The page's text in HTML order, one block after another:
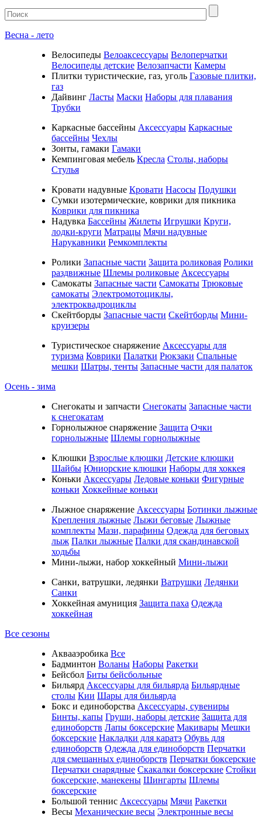
Весна - лето
Велосипеды Велоаксессуары Велоперчатки
Велосипеды детские Велозапчасти Камеры
Плитки туристические, газ, уголь Газовые плитки,
газ
Дайвинг Ласты Маски Наборы для плавания
Трубки
Каркасные бассейны Аксессуары Каркасные
бассейны Чехлы
Зонты, гамаки Гамаки
Кемпинговая мебель Кресла Столы, наборы
Стулья
Кровати надувные Кровати Насосы Подушки
Cумки изотермические, коврики для пикника
Коврики для пикника
Надувка Бассейны Жилеты Игрушки Круги,
лодки-круги Матрацы Мячи надувные
Нарукавники Ремкомплекты
Ролики Запасные части Защита роликовая Ролики
раздвижные Шлемы роликовые Аксессуары
Самокаты Запасные части Самокаты Трюковые
самокаты Электромотоциклы,
электроквадроциклы
Скейтборды Запасные части Скейтборды Мини-
круизеры
Туристическое снаряжение Аксессуары для
туризма Коврики Палатки Рюкзаки Спальные
мешки Шатры, тенты Запасные части для палаток
Осень - зима
Cнегокаты и запчасти Снегокаты Запасные части
к снегокатам
Горнолыжное снаряжение Защита Очки
горнолыжные Шлемы горнолыжные
Клюшки Взрослые клюшки Детские клюшки
Шайбы Юниорские клюшки Наборы для хоккея
Коньки Аксессуары Ледовые коньки Фигурные
коньки Хоккейные коньки
Лыжное снаряжение Аксессуары Ботинки лыжные
Крепления лыжные Лыжи беговые Лыжные
комплекты Мази, парафины Одежда для беговых
лыж Палки лыжные Палки для скандинавской
ходьбы
Мини-лыжи, набор хоккейный Мини-лыжи
Санки, ватрушки, ледянки Ватрушки Ледянки
Санки
Хоккейная амуниция Защита паха Одежда
хоккейная
Все сезоны
Аквааэробика Все
Бадминтон Воланы Наборы Ракетки
Бейсбол Биты бейсбольные
Бильярд Аксессуары для бильярда Бильярдные
столы Кии Шары для бильярда
Бокс и единоборства Аксессуары, сувениры
Бинты, капы Груши, наборы детские Защита для
единоборств Лапы боксерские Макивары Мешки
боксерские Накладки для каратэ Обувь для
единоборств Одежда для единоборств Перчатки
для смешанных единоборств Перчатки боксерские
Перчатки снарядные Скакалки боксерские Стойки
боксерские, манекены Шингарты Шлемы
боксерские
Большой теннис Аксессуары Мячи Ракетки
Весы Механические весы Электронные весы